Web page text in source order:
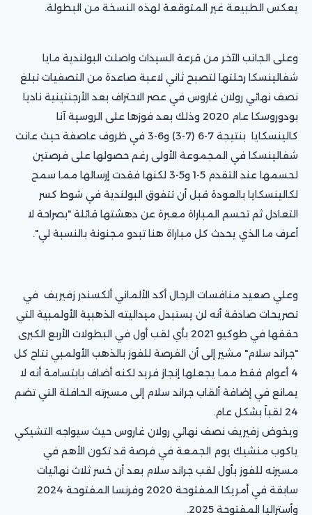
يعكس الطبيعة غير المتوقعة لهذه النسخة من البطولة.
وعلى الجانب الآخر من قرعة السيدات واصلت البولندية مايا
شفالينسكا رحلتها لتصبح ثاني لاعبة صاعدة من التصفيات تبلغ
نصف نهائي رولان غاروس في عصر الاحتراف بعد الأرجنتينية ناديا
بودوروسكا عام 2020 وذلك بعد فوزها على الروسية آنا
كالينسكايا بنتيجة 7-6 (7-3) و6-3 في ظروف عاصفة حيث عانت
شفالينسكا في المجموعة الأولى رغم حصولها على فرصتين
لحسمها عند التقدم 5-1 و5-3 لكنها فقدت إرسالها مما سمح
لكالينسكايا بالعودة قبل أن تتفوق البولندية في شوط كسر
التعادل ثم تحسم المباراة معبرة عن دهشتها قائلة "بصراحة لا
أعرف ما الذي يحدث كل مباراة هنا تبدو مجنونة بالنسبة لي".
وعلي صعيد منافسات الرجال أكد الألماني ألكسندر زفيريف في
تصريحات صادقة أنه لن يستبدل ميداليته الذهبية الأولمبية التي
حققها في طوكيو 2021 بأي لقب أول في البطولات الأربع الكبرى
"جراند سلام" مشير إلى أن الفرصة للفوز بالذهب الأولمبي تتاح كل
4 أعوام فقط مما يجعلها إنجاز فريد لكنه أضاف بابتسامة أنه لا
يمانع في إضافة ألقاب جراند سلام إلى مسيرته الحافلة التي تضم
24 لقباً بشكل عام.
ويخوض زفيريف نصف نهائي رولان غاروس حيث سيواجه التشيكي
ياكوب منشيك يوم الجمعة في فرصة قد تكون الأهم في
مسيرته للفوز بأول لقب جراند سلام بعد أن خسر ثلاث نهائيات
سابقة في أمريكا المفتوحة 2020 وفرنسا المفتوحة 2024
وأستراليا المفتوحة 2025.